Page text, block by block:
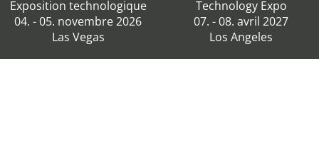
Exposition technologique
04. - 05. novembre 2026
Las Vegas
Technology Expo
07. - 08. avril 2027
Los Angeles